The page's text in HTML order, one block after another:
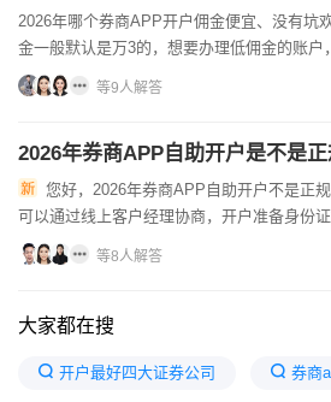
2026年哪个券商APP开户佣金便宜、没有坑
金一般默认是万3的，想要办理低佣金的账户
理，因为他们是有优惠的权限的，这样可以给
等9人解答
2026年券商APP自助开户是不是
可以通过线上客户经理协商，开户准备身份
线开户。低佣金是需要提前联系客户经理协
等8人解答
大家都在搜
开户最好四大证券公司 券商